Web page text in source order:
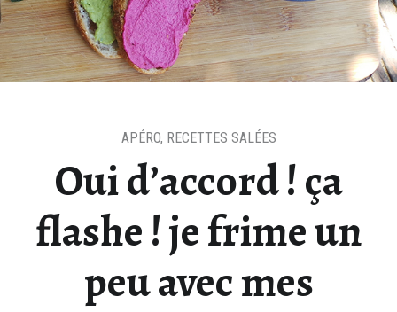
Oui d’accord ! ça
flashe ! je frime un
peu avec mes
APÉRO, RECETTES SALÉES